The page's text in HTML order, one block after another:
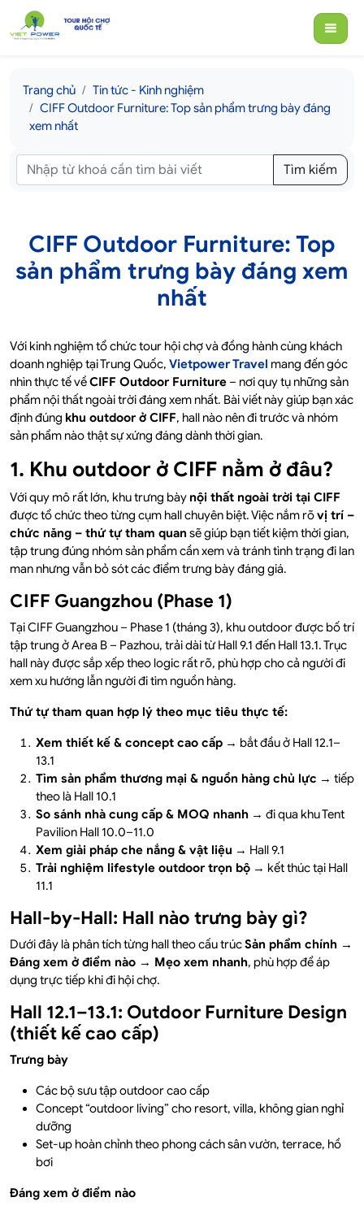
Trang chủ
Tin tức - Kinh nghiệm
CIFF Outdoor Furniture: Top sản phẩm trưng bày đáng
xem nhất
Tìm kiếm
CIFF Outdoor Furniture: Top
sản phẩm trưng bày đáng xem
nhất
Với kinh nghiệm tổ chức tour hội chợ và đồng hành cùng khách
doanh nghiệp tại Trung Quốc, Vietpower Travel mang đến góc
nhìn thực tế vềCIFF Outdoor Furniture – nơi quy tụ những sản
phẩm nội thất ngoài trời đáng xem nhất. Bài viết này giúp bạn xác
định đúng khu outdoor ở CIFF, hall nào nên đi trước và nhóm
sản phẩm nào thật sự xứng đáng dành thời gian.
1. Khu outdoor ở CIFF nằm ở đâu?
Với quy mô rất lớn, khu trưng bày nội thất ngoài trời tại CIFF
được tổ chức theo từng cụm hall chuyên biệt. Việc nắm rõvị trí –
chức năng – thứ tự tham quan sẽ giúp bạn tiết kiệm thời gian,
tập trung đúng nhóm sản phẩm cần xem và tránh tình trạng đi lan
man nhưng vẫn bỏ sót các điểm trưng bày đáng giá.
CIFF Guangzhou (Phase 1)
Tại CIFF Guangzhou – Phase 1 (tháng 3), khu outdoor được bố trí
tập trung ở Area B – Pazhou, trải dài từ Hall 9.1 đến Hall 13.1. Trục
hall này được sắp xếp theo logic rất rõ, phù hợp cho cả người đi
xem xu hướng lẫn người đi tìm nguồn hàng.
Thứ tự tham quan hợp lý theo mục tiêu thực tế:
Xem thiết kế & concept cao cấp → bắt đầu ở Hall 12.1–
13.1
Tìm sản phẩm thương mại & nguồn hàng chủ lực → tiếp
theo là Hall 10.1
So sánh nhà cung cấp & MOQ nhanh → đi qua khu Tent
Pavilion Hall 10.0–11.0
Xem giải pháp che nắng & vật liệu → Hall 9.1
Trải nghiệm lifestyle outdoor trọn bộ → kết thúc tại Hall
11.1
Hall-by-Hall: Hall nào trưng bày gì?
Dưới đây là phân tích từng hall theo cấu trúcSản phẩm chính →
Đáng xem ở điểm nào → Mẹo xem nhanh, phù hợp để áp
dụng trực tiếp khi đi hội chợ.
Hall 12.1–13.1: Outdoor Furniture Design
(thiết kế cao cấp)
Trưng bày
Các bộ sưu tập outdoor cao cấp
Concept “outdoor living” cho resort, villa, không gian nghỉ
dưỡng
Set-up hoàn chỉnh theo phong cách sân vườn, terrace, hồ
bơi
Đáng xem ở điểm nào